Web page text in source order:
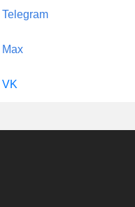
Telegram
Max
VK